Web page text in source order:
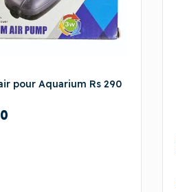
pour Aquarium Rs 290